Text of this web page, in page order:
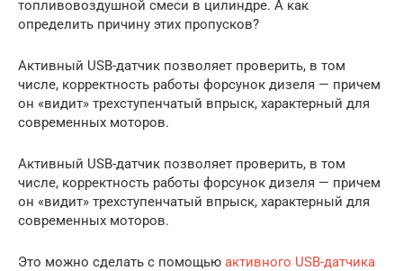
топливовоздушной смеси в цилиндре. А как
определить причину этих пропусков?
Активный USB-датчик позволяет проверить, в том
числе, корректность работы форсунок дизеля — причем
он «видит» трехступенчатый впрыск, характерный для
современных моторов.
Активный USB-датчик позволяет проверить, в том
числе, корректность работы форсунок дизеля — причем
он «видит» трехступенчатый впрыск, характерный для
современных моторов.
Это можно сделать с помощью активного USB-датчика